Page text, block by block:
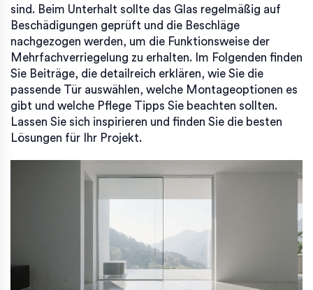
sind. Beim Unterhalt sollte das Glas regelmäßig auf
Beschädigungen geprüft und die Beschläge
nachgezogen werden, um die Funktionsweise der
Mehrfachverriegelung zu erhalten. Im Folgenden finden
Sie Beiträge, die detailreich erklären, wie Sie die
passende Tür auswählen, welche Montageoptionen es
gibt und welche Pflege Tipps Sie beachten sollten.
Lassen Sie sich inspirieren und finden Sie die besten
Lösungen für Ihr Projekt.